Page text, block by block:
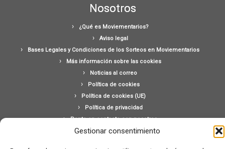
Gestionar consentimiento
Nosotros
¿Qué es Moviementarios?
Aviso legal
Bases Legales y Condiciones de los Sorteos en Moviementarios
Más información sobre las cookies
Noticias al correo
Política de cookies
Política de cookies (UE)
Política de privacidad
Ponte en contacto con nosotros